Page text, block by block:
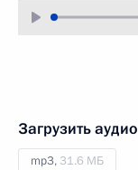
Загрузить аудио
mp3, 31.6 МБ